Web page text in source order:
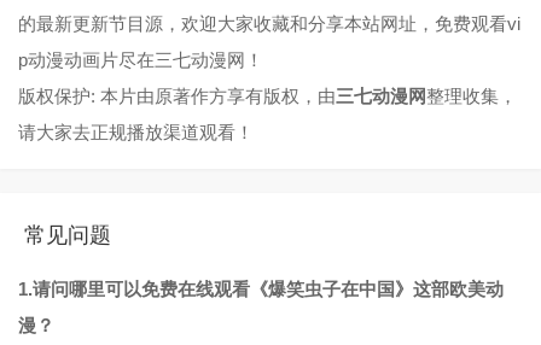
的最新更新节目源，欢迎大家收藏和分享本站网址，免费观看vi
p动漫动画片尽在三七动漫网！
版权保护: 本片由原著作方享有版权，由三七动漫网整理收集，
请大家去正规播放渠道观看！
常见问题
1.请问哪里可以免费在线观看《爆笑虫子在中国》这部欧美动
漫？